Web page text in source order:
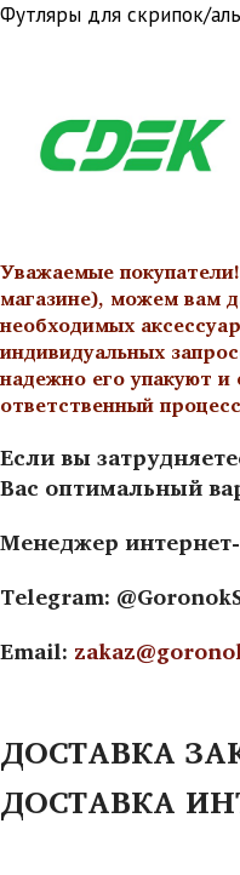
Футляры для скрипок/
Уважаемые
магазине), можем вам
необходимых
индивидуальных
надежно его упакуют
ответственный
Если вы
Вас оптимальный
Менеджер
Telegram:
Email:
ДОСТАВКА
ДОСТАВКА